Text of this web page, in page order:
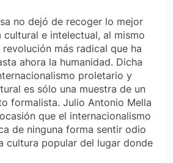
no dejó de recoger lo mejor
e intelectual, al mismo
más radical que ha
ahora la humanidad. Dicha
proletario y
es sólo una muestra de un
formalista. Julio Antonio Mella
que el internacionalismo
de ninguna forma sentir odio
cultura popular del lugar donde